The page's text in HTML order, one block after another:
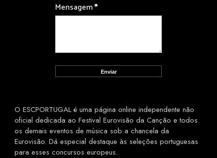
Mensagem*
O ESCPORTUGAL é uma página online independente não
oficial dedicada ao Festival Eurovisão da Canção e todos
os demais eventos de música sob a chancela da
Eurovisão. Dá especial destaque às seleções portuguesas
para esses concursos europeus.